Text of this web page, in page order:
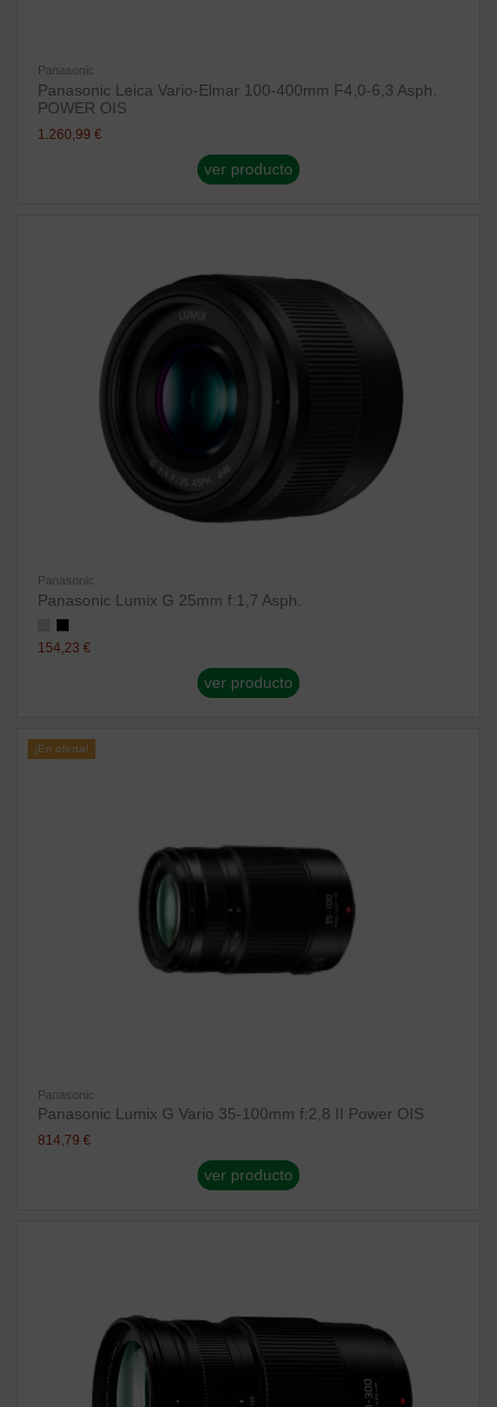
Panasonic
Panasonic Leica Vario-Elmar 100-400mm F4,0-6,3 Asph.
POWER OIS
1.260,99 €
ver producto
Panasonic
Panasonic Lumix G 25mm f:1,7 Asph.
154,23 €
ver producto
¡En oferta!
Panasonic
Panasonic Lumix G Vario 35-100mm f:2,8 II Power OIS
814,79 €
ver producto